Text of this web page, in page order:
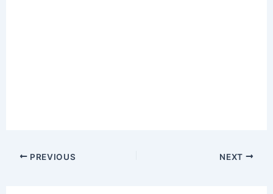
Post PREVIOUS NEXT